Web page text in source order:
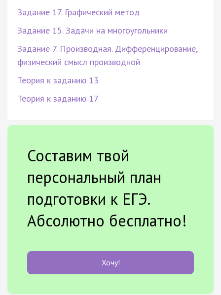
Задание 17. Графический метод
Задание 15. Задачи на многоугольники
Задание 7. Производная. Дифференцирование,
физический смысл производной
Теория к заданию 13
Теория к заданию 17
Составим твой
персональный план
подготовки к ЕГЭ.
Абсолютно бесплатно!
Хочу!